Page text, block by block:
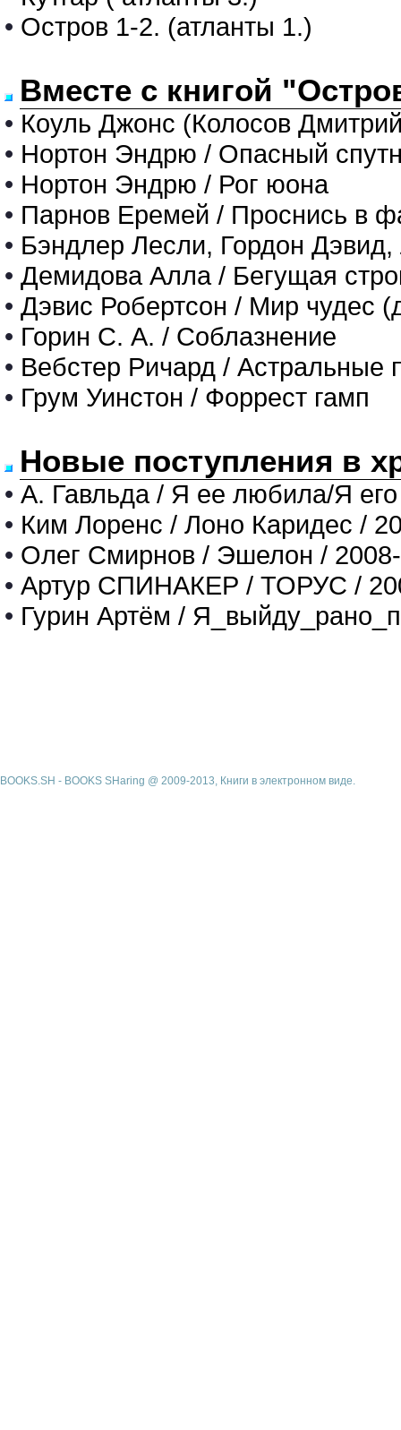
• Остров 1-2. (атланты 1.)
Вместе с книгой
• Коуль Джонс (Колосов
• Нортон Эндрю / Опасный
• Нортон Эндрю / Рог юона
• Парнов Еремей / Проснись в
• Бэндлер Лесли, Гордон
• Демидова Алла / Бегущая
• Дэвис Робертсон / Мир чудес
• Горин С. А. / Соблазнение
• Вебстер Ричард /
• Грум Уинстон / Форрест гамп
Новые поступления в
• А. Гавльда / Я ее любила/Я
• Ким Лоренс / Лоно Каридес /
• Олег Смирнов / Эшелон /
• Артур СПИНАКЕР / ТОРУС /
• Гурин Артём /
BOOKS.SH - BOOKS SHaring @ 2009-2013, Книги в электронном виде.